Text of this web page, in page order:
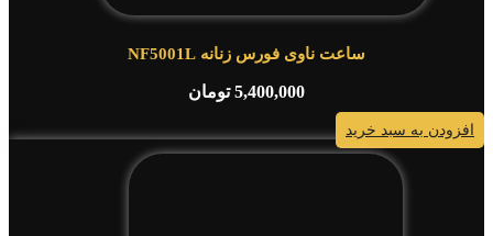
ساعت ناوی فورس زنانه NF5001L
5,400,000 تومان
افزودن به سبد خرید